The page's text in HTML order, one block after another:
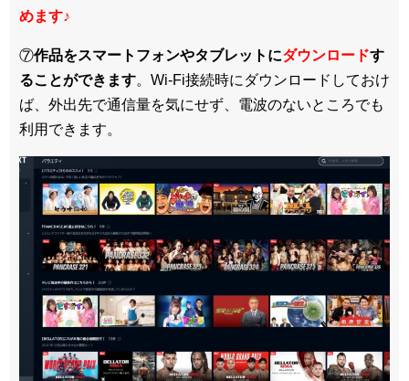
めます♪
⑦作品をスマートフォンやタブレットにダウンロードす
ることができます。Wi-Fi接続時にダウンロードしておけ
ば、外出先で通信量を気にせず、電波のないところでも
利用できます。